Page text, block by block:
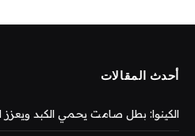
أحدث المقالات
الكينوا: بطل صامت يحمي الكبد ويعزز